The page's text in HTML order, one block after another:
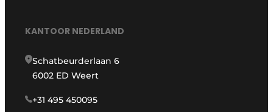
KANTOOR NEDERLAND
Schatbeurderlaan 6
6002 ED Weert
+31 495 450095